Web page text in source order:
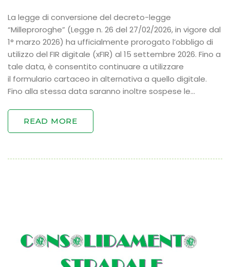
La legge di conversione del decreto-legge
“Milleproroghe” (Legge n. 26 del 27/02/2026, in vigore dal
1° marzo 2026) ha ufficialmente prorogato l’obbligo di
utilizzo del FIR digitale (xFIR) al 15 settembre 2026. Fino a
tale data, è consentito continuare a utilizzare
il formulario cartaceo in alternativa a quello digitale.
Fino alla stessa data saranno inoltre sospese le…
READ MORE